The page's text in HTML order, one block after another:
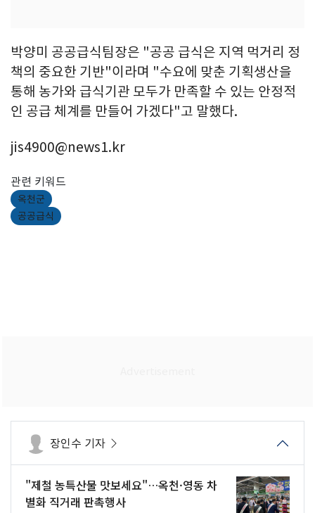
박양미 공공급식팀장은 "공공 급식은 지역 먹거리 정
책의 중요한 기반"이라며 "수요에 맞춘 기획생산을
통해 농가와 급식기관 모두가 만족할 수 있는 안정적
인 공급 체계를 만들어 가겠다"고 말했다.
jis4900@news1.kr
관련 키워드
옥천군
공공급식
장인수 기자
"제철 농특산물 맛보세요"…옥천·영동 차
별화 직거래 판촉행사